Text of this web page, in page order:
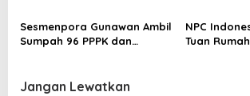
Sesmenpora Gunawan Ambil
Sumpah 96 PPPK dan
NPC
Tuan
Jangan Lewatkan